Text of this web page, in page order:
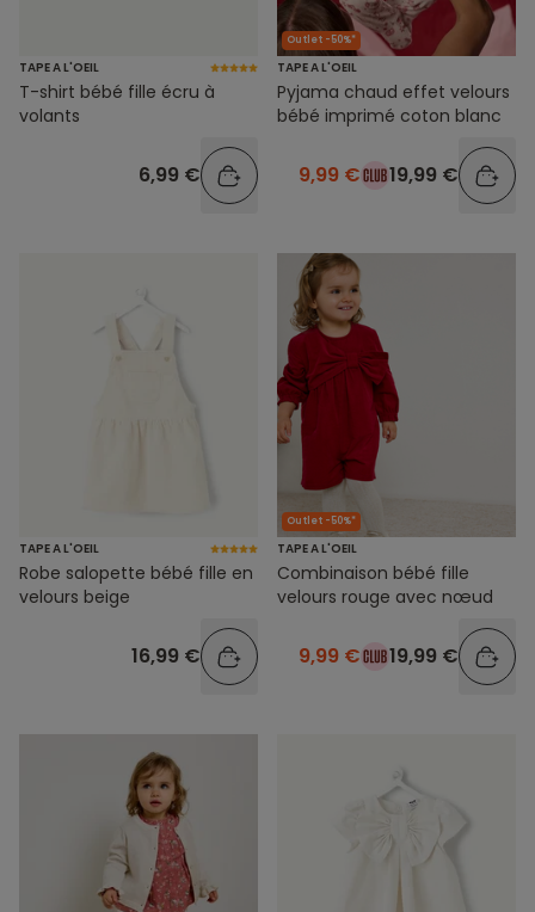
TAPE A L'OEIL
T-shirt bébé fille écru à
volants
6,99 €
Outlet -50%*
TAPE A L'OEIL
Pyjama chaud effet velours
bébé imprimé coton blanc
9,99 € 19,99 €
TAPE A L'OEIL
Robe salopette bébé fille en
velours beige
16,99 €
Outlet -50%*
TAPE A L'OEIL
Combinaison bébé fille
velours rouge avec nœud
9,99 € 19,99 €